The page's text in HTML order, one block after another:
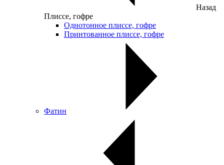
Назад
Плиссе, гофре
Однотонное плиссе, гофре
Принтованное плиссе, гофре
Фатин